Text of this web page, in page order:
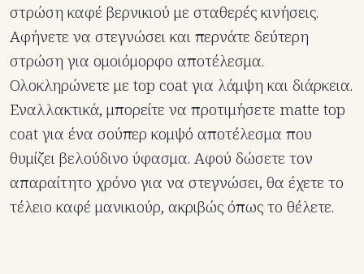
στρώση καφέ βερνικιού με σταθερές κινήσεις.
Αφήνετε να στεγνώσει και περνάτε δεύτερη
στρώση για ομοιόμορφο αποτέλεσμα.
Ολοκληρώνετε με top coat για λάμψη και διάρκεια.
Εναλλακτικά, μπορείτε να προτιμήσετε matte top
coat για ένα σούπερ κομψό αποτέλεσμα που
θυμίζει βελούδινο ύφασμα. Αφού δώσετε τον
απαραίτητο χρόνο για να στεγνώσει, θα έχετε το
τέλειο καφέ μανικιούρ, ακριβώς όπως το θέλετε.